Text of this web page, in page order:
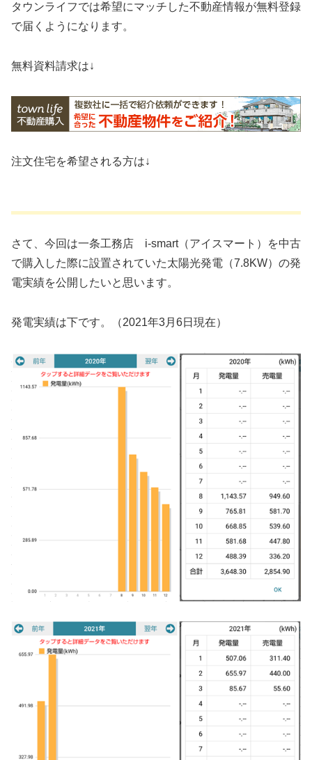
タウンライフでは希望にマッチした不動産情報が無料登録
で届くようになります。
無料資料請求は↓
注文住宅を希望される方は↓
さて、今回は一条工務店 i-smart（アイスマート）を中古
で購入した際に設置されていた太陽光発電（7.8KW）の発
電実績を公開したいと思います。
発電実績は下です。（2021年3月6日現在）